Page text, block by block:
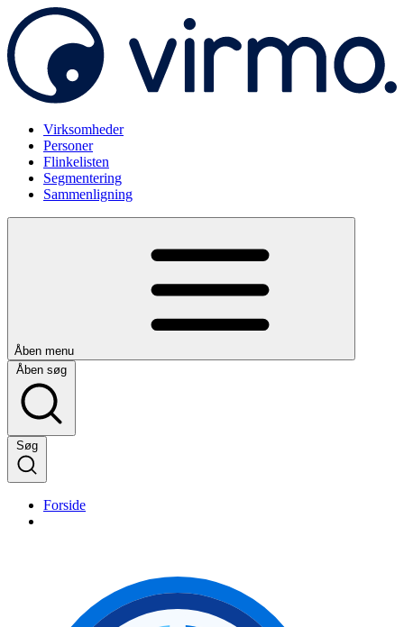
Virksomheder
Personer
Flinkelisten
Segmentering
Sammenligning
Åben menu
Åben søg
Søg
Forside